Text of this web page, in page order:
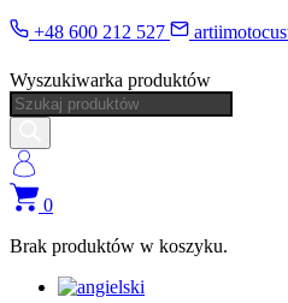
+48 600 212 527
Wyszukiwarka produktów
0
Brak produktów w koszyku.